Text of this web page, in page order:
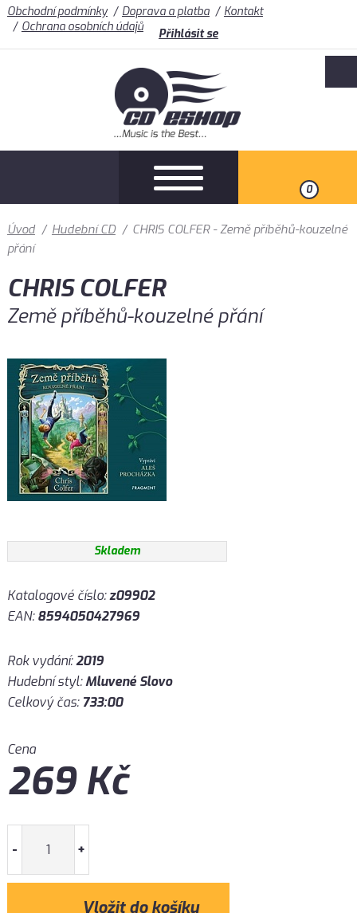
Obchodní podmínky Doprava a platba
Kontakt
Ochrana osobních údajů
Přihlásit se
0
Úvod / Hudební CD / CHRIS COLFER - Země příběhů-kouzelné
přání
CHRIS COLFER
Země příběhů-kouzelné přání
Skladem
Katalogové číslo:z09902
EAN:8594050427969
Rok vydání:2019
Hudební styl:Mluvené Slovo
Celkový čas: 733:00
Cena
269Kč
- +